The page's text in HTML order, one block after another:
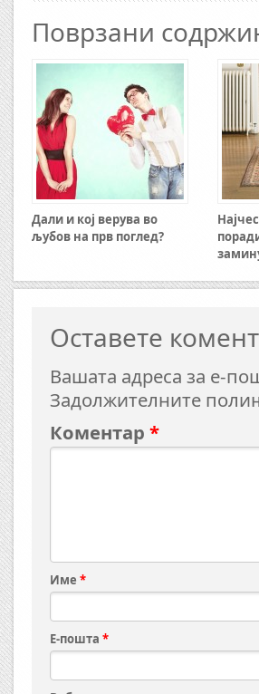
Поврзани
Дали и кој верува во
љубов на прв поглед?
Оставете
Вашата адреса за е-
Задолжителните
Коментар *
Име *
Е-пошта *